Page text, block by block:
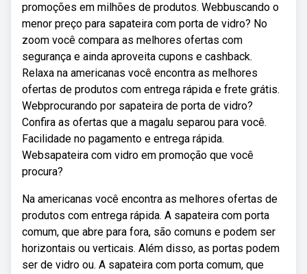
promoções em milhões de produtos. Webbuscando o
menor preço para sapateira com porta de vidro? No
zoom você compara as melhores ofertas com
segurança e ainda aproveita cupons e cashback.
Relaxa na americanas você encontra as melhores
ofertas de produtos com entrega rápida e frete grátis.
Webprocurando por sapateira de porta de vidro?
Confira as ofertas que a magalu separou para você.
Facilidade no pagamento e entrega rápida.
Websapateira com vidro em promoção que você
procura?
Na americanas você encontra as melhores ofertas de
produtos com entrega rápida. A sapateira com porta
comum, que abre para fora, são comuns e podem ser
horizontais ou verticais. Além disso, as portas podem
ser de vidro ou. A sapateira com porta comum, que